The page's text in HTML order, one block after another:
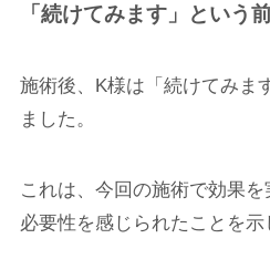
「続けてみます」という
施術後、K様は「続けてみま
ました。
これは、今回の施術で効果
必要性を感じられたことを示